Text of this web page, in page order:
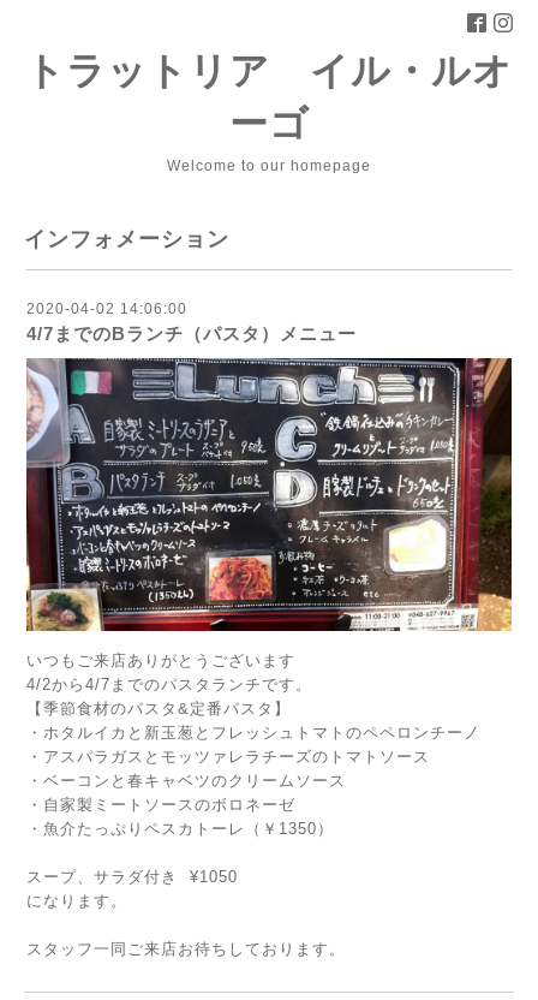
トラットリア イル・ルオ
ーゴ
Welcome to our homepage
インフォメーション
2020-04-02 14:06:00
4/7までのBランチ（パスタ）メニュー
いつもご来店ありがとうございます
4/2から4/7までのパスタランチです。
【季節食材のパスタ&定番パスタ】
・ホタルイカと新玉葱とフレッシュトマトのペペロンチーノ
・アスパラガスとモッツァレラチーズのトマトソース
・ベーコンと春キャベツのクリームソース
・自家製ミートソースのボロネーゼ
・魚介たっぷりペスカトーレ（￥1350）
スープ、サラダ付き ¥1050
になります。
スタッフ一同ご来店お待ちしております。